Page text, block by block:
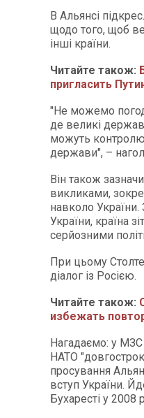
В Альянсі
щодо того, щоб
інші країни.
Читайте також:
пригласить
"Не можемо
де великі
можуть
держави", –
Він також
викликами,
навколо України.
України, країна
серйозними
При цьому
діалог із Росією.
Читайте також:
избежать
Нагадаємо: у
НАТО
просування
вступ України.
Бухаресті у 2008